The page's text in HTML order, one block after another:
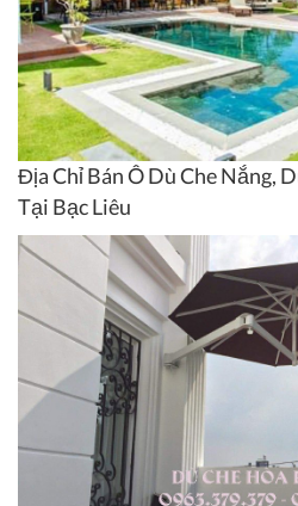
Địa Chỉ Bán Ô Dù Che Nắng,
Tại Bạc Liêu